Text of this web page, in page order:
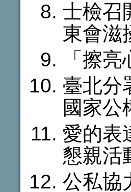
士檢召
東會滋
「擦
臺北分
國家公
愛的表
懇親活
公私